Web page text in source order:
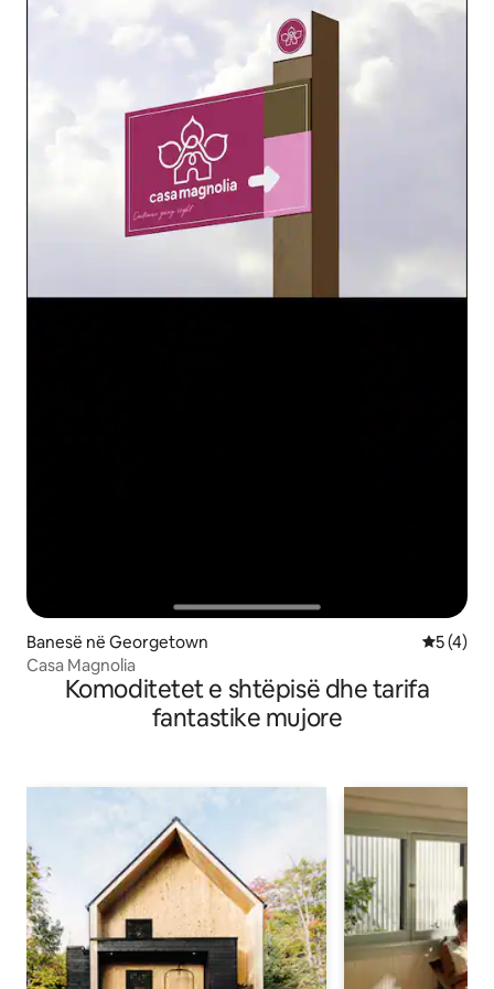
Banesë në Georgetown
5 (4)
Casa Magnolia
Komoditetet e shtëpisë dhe tarifa
fantastike mujore